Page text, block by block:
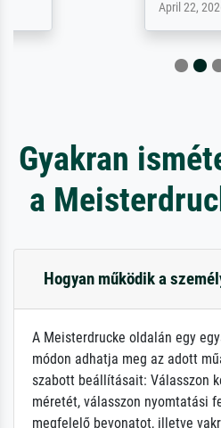
Gyakran
a
Hogyan működik a
A Meisterdrucke oldalán egy
módon adhatja meg az adott
szabott beállításait: Válasszon
méretét, válasszon nyomtatási
megfelelő bevonatot, illetve